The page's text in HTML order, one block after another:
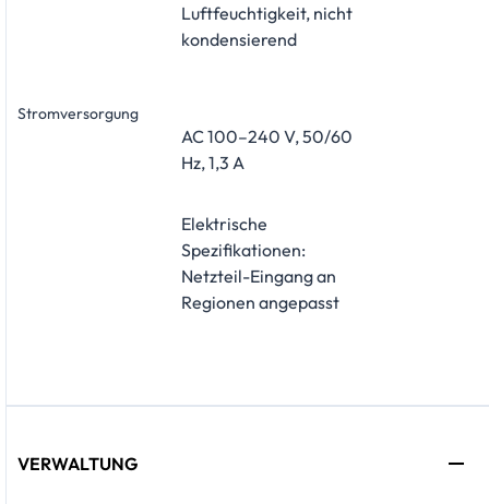
Luftfeuchtigkeit, nicht
kondensierend
Stromversorgung
AC 100–240 V, 50/60
Hz, 1,3 A
Elektrische
Spezifikationen:
Netzteil-Eingang an
Regionen angepasst
VERWALTUNG